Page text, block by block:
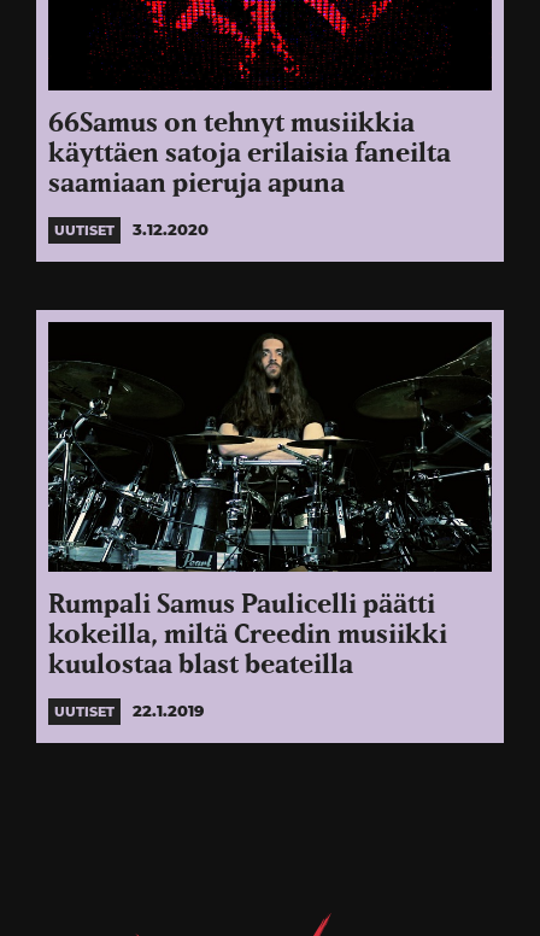
66Samus on tehnyt musiikkia
käyttäen satoja erilaisia faneilta
saamiaan pieruja apuna
UUTISET 3.12.2020
Rumpali Samus Paulicelli päätti
kokeilla, miltä Creedin musiikki
kuulostaa blast beateilla
UUTISET 22.1.2019